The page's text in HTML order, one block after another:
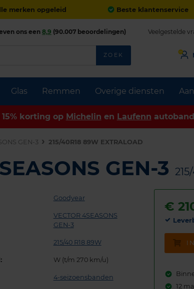
merken opgeleid Beste klantenservice
Glas Remmen Overige diensten
ons een 8,9 (90.007 beoordelingen) Veelgestelde
ZOEK
15% korting op Michelin en Laufenn
GEN-3 215/40R18 89W EXTRALOAD
GEN-3
Goodyear
VECTOR 4SEASONS
GEN-3
215/40 R18 89W
W (t/m 270 km/u)
4-seizoensbanden
€
12